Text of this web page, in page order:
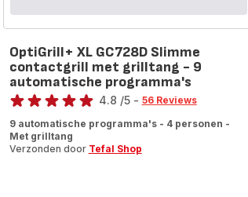
OptiGrill+ XL GC728D Slimme
contactgrill met grilltang - 9
automatische programma's
Score
4.8 /5 - 56 Reviews
9 automatische programma's - 4 personen -
Met grilltang
Verzonden door Tefal Shop